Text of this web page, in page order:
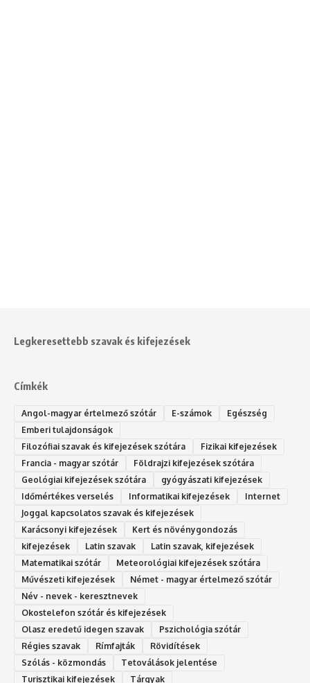
Legkeresettebb szavak és kifejezések
Címkék
Angol-magyar értelmező szótár E-számok
Egészség
Emberi tulajdonságok
Filozófiai szavak és kifejezések szótára
Fizikai kifejezések
Francia - magyar szótár
Földrajzi kifejezések szótára
Geológiai kifejezések szótára
gyógyászati kifejezések
Időmértékes verselés
Informatikai kifejezések
Internet
Joggal kapcsolatos szavak és kifejezések
Karácsonyi kifejezések
Kert és növénygondozás
kifejezések
Latin szavak
Latin szavak, kifejezések
Matematikai szótár
Meteorológiai kifejezések szótára
Művészeti kifejezések
Német - magyar értelmező szótár
Név - nevek - keresztnevek
Okostelefon szótár és kifejezések
Olasz eredetű idegen szavak
Ps‮gólohciz‬ia s‮átóz‬r
Régies szavak
Rímfajták
Rövidítések
Szólás - közmondás
Tetoválások jelentése
Turisztikai kifejezések
Tárgyak